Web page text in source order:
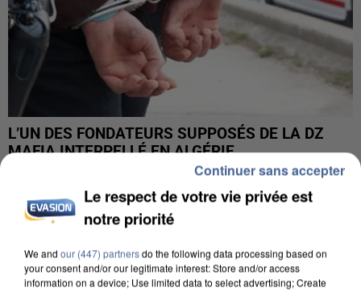
L’UN DES FONDATEURS SUPPOSÉS DE LA DZ
MAFIA INTERPELLÉ EN ALGÉRIE
Le respect de votre vie privée est
notre priorité
We and our (447) partnersdo the following data processing based on
your consent and/or our legitimate interest: Store and/or access
information on a device; Use limited data to select advertising; Create
Continuer sans accepter